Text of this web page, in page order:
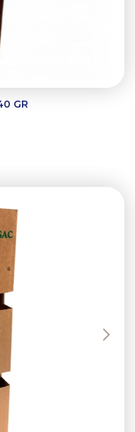
GR